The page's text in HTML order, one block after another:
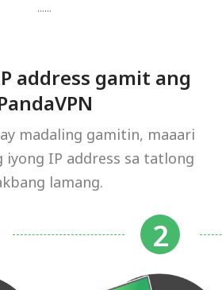
......
address gamit ang
madaling gamitin, maaari
iyong IP address sa tatlong
lamang.